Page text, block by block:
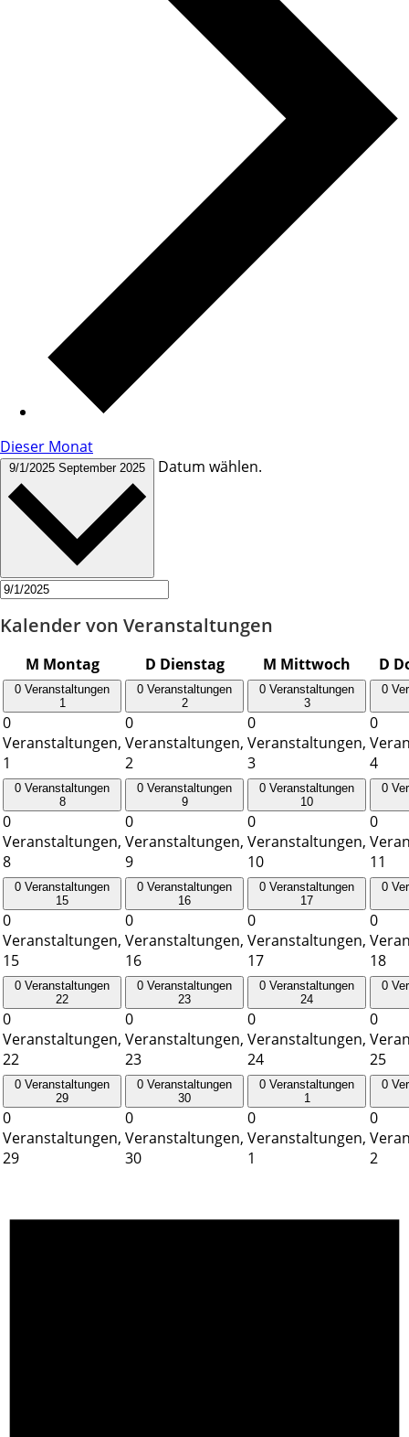
Dieser Monat
9/1/2025 September 2025 Datum wählen.
Kalender von Veranstaltungen
M Montag D Dienstag M Mittwoch D
0 Veranstaltungen
1
0
Veranstaltungen,
1
0 Veranstaltungen
2
0
Veranstaltungen,
2
0 Veranstaltungen
3
0
Veranstaltungen,
3
0
0
4
0 Veranstaltungen
8
0
Veranstaltungen,
8
0 Veranstaltungen
9
0
Veranstaltungen,
9
0 Veranstaltungen
10
0
Veranstaltungen,
10
0
0
11
0 Veranstaltungen
15
0
Veranstaltungen,
15
0 Veranstaltungen
16
0
Veranstaltungen,
16
0 Veranstaltungen
17
0
Veranstaltungen,
17
0
0
18
0 Veranstaltungen
22
0
Veranstaltungen,
22
0 Veranstaltungen
23
0
Veranstaltungen,
23
0 Veranstaltungen
24
0
Veranstaltungen,
24
0
0
25
0 Veranstaltungen
29
0
Veranstaltungen,
29
0 Veranstaltungen
30
0
Veranstaltungen,
30
0 Veranstaltungen
1
0
Veranstaltungen,
1
0
0
2